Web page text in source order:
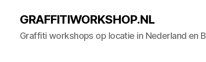
GRAFFITIWORKSHOP.NL
Graffiti workshops op locatie in Nederland en